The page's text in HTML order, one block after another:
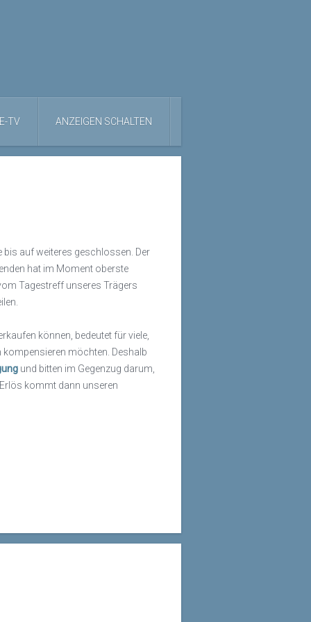
TV ANZEIGEN SCHALTEN
auf weiteres geschlossen. Der
hat im Moment oberste
Tagestreff unseres Trägers
können, bedeutet für viele,
kompensieren möchten. Deshalb
und bitten im Gegenzug darum,
kommt dann unseren